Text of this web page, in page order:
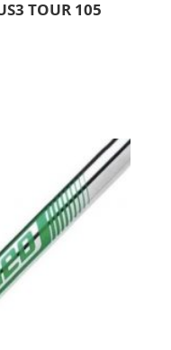
TOUR 105